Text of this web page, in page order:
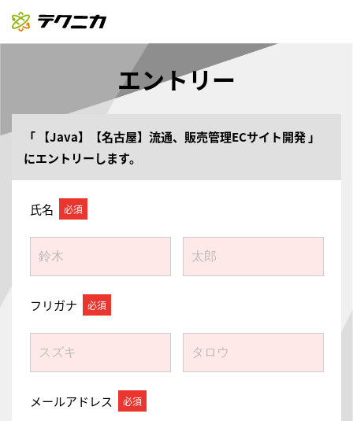
エントリー
「 【Java】【名古屋】流通、販売管理ECサイト開発 」
にエントリーします。
氏名
フリガナ
メールアドレス